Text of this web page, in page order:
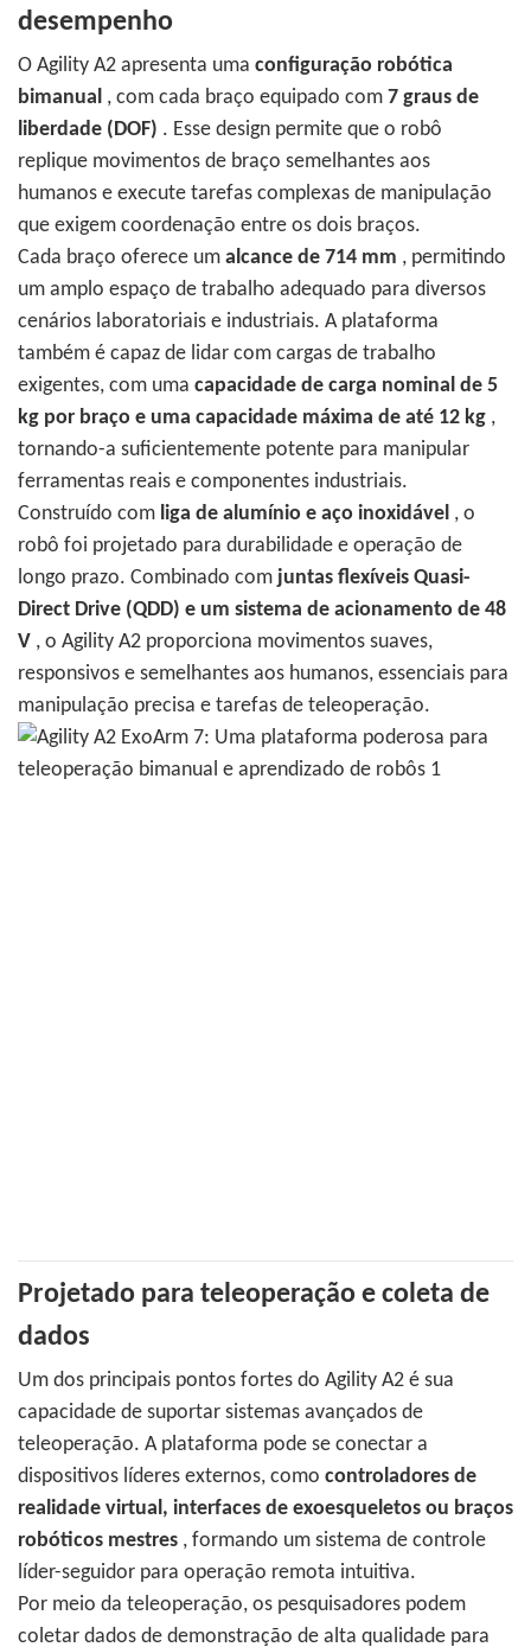
desempenho
O Agility A2 apresenta uma configuração robótica
bimanual , com cada braço equipado com 7 graus de
liberdade (DOF) . Esse design permite que o robô
replique movimentos de braço semelhantes aos
humanos e execute tarefas complexas de manipulação
que exigem coordenação entre os dois braços.
Cada braço oferece um alcance de 714 mm , permitindo
um amplo espaço de trabalho adequado para diversos
cenários laboratoriais e industriais. A plataforma
também é capaz de lidar com cargas de trabalho
exigentes, com uma capacidade de carga nominal de 5
kg por braço e uma capacidade máxima de até 12 kg ,
tornando-a suficientemente potente para manipular
ferramentas reais e componentes industriais.
Construído com liga de alumínio e aço inoxidável , o
robô foi projetado para durabilidade e operação de
longo prazo. Combinado com juntas flexíveis Quasi-
Direct Drive (QDD) e um sistema de acionamento de 48
V , o Agility A2 proporciona movimentos suaves,
responsivos e semelhantes aos humanos, essenciais para
manipulação precisa e tarefas de teleoperação.
Projetado para teleoperação e coleta de
dados
Um dos principais pontos fortes do Agility A2 é sua
capacidade de suportar sistemas avançados de
teleoperação. A plataforma pode se conectar a
dispositivos líderes externos, como controladores de
realidade virtual, interfaces de exoesqueletos ou braços
robóticos mestres , formando um sistema de controle
líder-seguidor para operação remota intuitiva.
Por meio da teleoperação, os pesquisadores podem
coletar dados de demonstração de alta qualidade para